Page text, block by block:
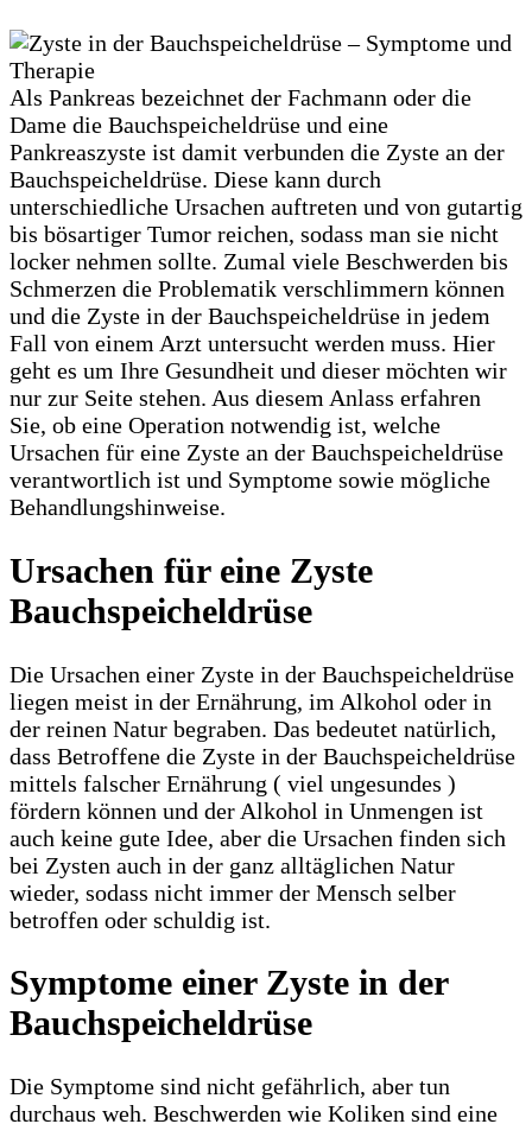
Als Pankreas bezeichnet der Fachmann oder die
Dame die Bauchspeicheldrüse und eine
Pankreaszyste ist damit verbunden die Zyste an der
Bauchspeicheldrüse. Diese kann durch
unterschiedliche Ursachen auftreten und von gutartig
bis bösartiger Tumor reichen, sodass man sie nicht
locker nehmen sollte. Zumal viele Beschwerden bis
Schmerzen die Problematik verschlimmern können
und die Zyste in der Bauchspeicheldrüse in jedem
Fall von einem Arzt untersucht werden muss. Hier
geht es um Ihre Gesundheit und dieser möchten wir
nur zur Seite stehen. Aus diesem Anlass erfahren
Sie, ob eine Operation notwendig ist, welche
Ursachen für eine Zyste an der Bauchspeicheldrüse
verantwortlich ist und Symptome sowie mögliche
Behandlungshinweise.
Ursachen für eine Zyste
Bauchspeicheldrüse
Die Ursachen einer Zyste in der Bauchspeicheldrüse
liegen meist in der Ernährung, im Alkohol oder in
der reinen Natur begraben. Das bedeutet natürlich,
dass Betroffene die Zyste in der Bauchspeicheldrüse
mittels falscher Ernährung ( viel ungesundes )
fördern können und der Alkohol in Unmengen ist
auch keine gute Idee, aber die Ursachen finden sich
bei Zysten auch in der ganz alltäglichen Natur
wieder, sodass nicht immer der Mensch selber
betroffen oder schuldig ist.
Symptome einer Zyste in der
Bauchspeicheldrüse
Die Symptome sind nicht gefährlich, aber tun
durchaus weh. Beschwerden wie Koliken sind eine